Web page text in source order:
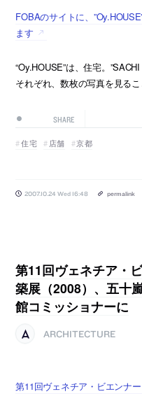
FOBAのサイトに、
ます
“Oy.HOUSE”は、住宅。
それぞれ、数枚の写真を見るこ
SHARE
住宅 店舗 京都
2007.10.24 Wed 16:48 permalink
第11回ヴェネチア・
築展（2008）、五十
館コミッショナーに
ARCHITECTURE
第11回ヴェネチア・ビエンナ